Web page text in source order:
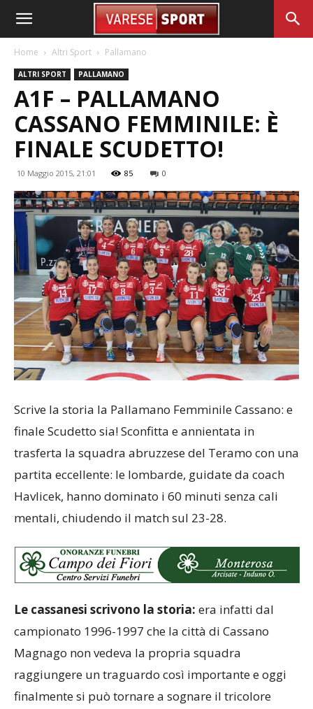
Home Altri Sport Pallamano
ALTRI SPORT PALLAMANO
A1F – PALLAMANO
CASSANO FEMMINILE: È
FINALE SCUDETTO!
10 Maggio 2015, 21:01 85 0
Scrive la storia la Pallamano Femminile Cassano: e
finale Scudetto sia! Sconfitta e annientata in
trasferta la squadra abruzzese del Teramo con una
partita eccellente: le lombarde, guidate da coach
Havlicek, hanno dominato i 60 minuti senza cali
mentali, chiudendo il match sul 23-28.
Le cassanesi scrivono la storia: era infatti dal
campionato 1996-1997 che la città di Cassano
Magnago non vedeva la propria squadra
raggiungere un traguardo così importante e oggi
finalmente si può tornare a sognare il tricolore